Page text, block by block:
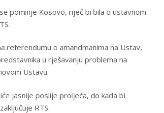
pominje Kosovo, riječ bi bila o ustavnom
referendumu o amandmanima na Ustav,
u rješavanju problema na
Ustavu.
jasnije poslije proljeća, do kada bi
RTS.